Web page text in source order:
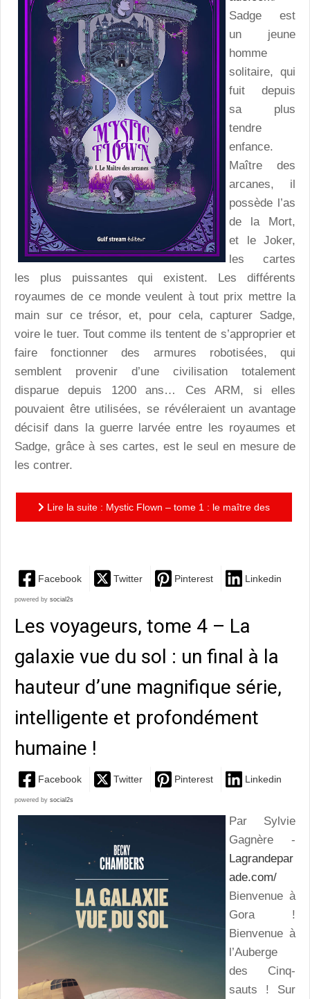
Sadge est
un jeune
homme
solitaire, qui
fuit depuis
sa plus
tendre
enfance.
Maître des
arcanes, il
possède l’as
de la Mort,
et le Joker,
les cartes
les plus puissantes qui existent. Les différents
royaumes de ce monde veulent à tout prix mettre la
main sur ce trésor, et, pour cela, capturer Sadge,
voire le tuer. Tout comme ils tentent de s’approprier et
faire fonctionner des armures robotisées, qui
semblent provenir d’une civilisation totalement
disparue depuis 1200 ans… Ces ARM, si elles
pouvaient être utilisées, se révéleraient un avantage
décisif dans la guerre larvée entre les royaumes et
Sadge, grâce à ses cartes, est le seul en mesure de
les contrer.
Lire la suite : Mystic Flown – tome 1 : le maître des
Facebook Twitter Pinterest Linkedin
powered by social2s
Les voyageurs, tome 4 – La
galaxie vue du sol : un final à la
hauteur d’une magnifique série,
intelligente et profondément
humaine !
Facebook Twitter Pinterest Linkedin
powered by social2s
Par Sylvie
Gagnère -
Lagrandepar
ade.com/
Bienvenue à
Gora !
Bienvenue à
l’Auberge
des Cinq-
sauts ! Sur